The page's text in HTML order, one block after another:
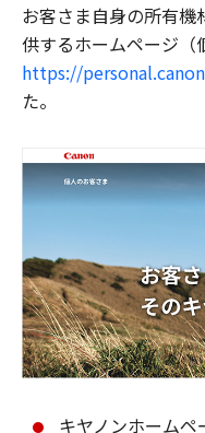
お客さま自身の所有機
供するホームページ（
https://
た。
キヤノンホーム